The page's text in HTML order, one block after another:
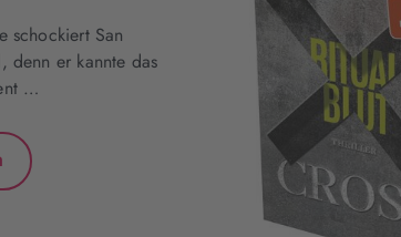
schockiert San
denn er kannte das
…